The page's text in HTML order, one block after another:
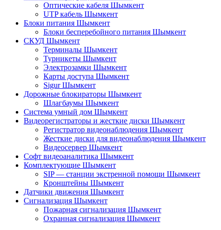
Оптические кабеля Шымкент
UTP кабель Шымкент
Блоки питания Шымкент
Блоки бесперебойного питания Шымкент
СКУД Шымкент
Терминалы Шымкент
Турникеты Шымкент
Электрозамки Шымкент
Карты доступа Шымкент
Sigur Шымкент
Дорожные блокираторы Шымкент
Шлагбаумы Шымкент
Система умный дом Шымкент
Видеорегистраторы и жесткие диски Шымкент
Регистратор видеонаблюдения Шымкент
Жесткие диски для видеонаблюдения Шымкент
Видеосервер Шымкент
Софт видеоаналитика Шымкент
Комплектующие Шымкент
SIP — станции экстренной помощи Шымкент
Кронштейны Шымкент
Датчики движения Шымкент
Сигнализация Шымкент
Пожарная сигнализация Шымкент
Охранная сигнализация Шымкент